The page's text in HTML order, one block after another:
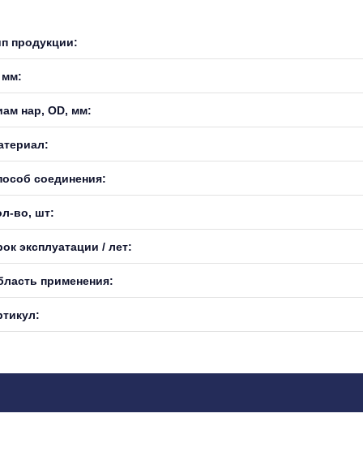
продукции:
мм:
нар, OD, мм:
соединения:
во, шт:
эксплуатации / лет:
применения: